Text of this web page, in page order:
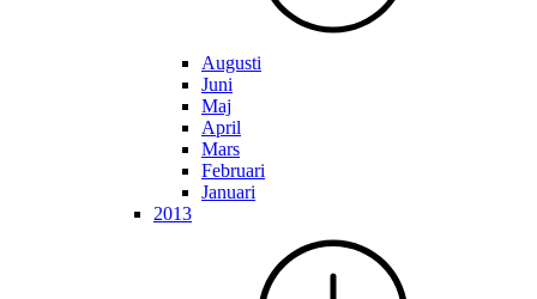
Augusti
Juni
Maj
April
Mars
Februari
Januari
2013